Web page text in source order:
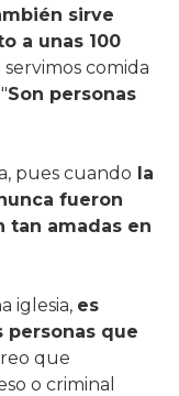
sirve
a unas 100
servimos comida
Son personas
pues cuando la
fueron
tan amadas en
iglesia, es
personas que
que
o criminal